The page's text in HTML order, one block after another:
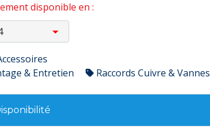
disponible en :
& Entretien
Raccords Cuivre & Vannes